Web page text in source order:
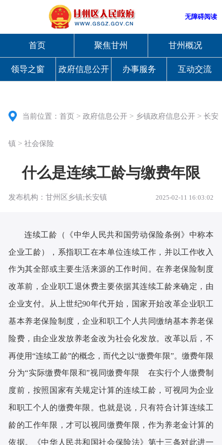
无障碍阅读
首页 聚焦甘州 甘州概况
领导之窗 政府信息公开 办事服务 互动交流
当前位置：首页 >政府信息公开 > 乡镇政府信息公开 >长安
镇 >社会保险
什么是连续工龄与缴费年限
发布机构：甘州区乡镇;长安镇 2025-02-11 16:03:02
连续工龄（《中华人民共和国劳动保险条例》中称本
企业工龄），系指职工在本单位连续工作，并以工作收入
作为其全部或主要生活来源的工作时间。在养老保险制度
改革前，企业职工退休费主要依据其连续工龄来确定，由
企业支付。从上世纪90年代开始，国家开始改革企业职工
基本养老保险制度，企业和职工个人共同缴纳基本养老保
险费，由企业发放养老金改为社会化发放。改革以后，不
再使用“连续工龄”的概念，而代之以“缴费年限”。缴费年限
分为“实际缴费年限和”视同缴费年限 在实行个人缴费制
度前，按照国家有关规定计算的连续工龄，可视同为企业
和职工个人的缴费年限。也就是说，只有符合计算连续工
龄的工作年限，才可以视同缴费年限，作为养老金计算的
依据。《中华人民共和国社会保险法》第十三条对此进一